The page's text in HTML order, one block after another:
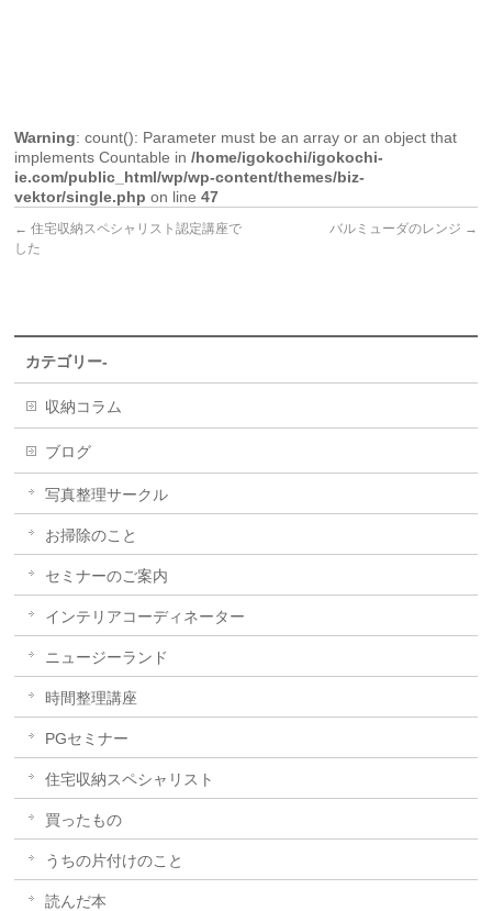
Warning: count(): Parameter must be an array or an object that
implements Countable in/home/igokochi/igokochi-
ie.com/public_html/wp/wp-content/themes/biz-
vektor/single.php on line47
← 住宅収納スペシャリスト認定講座で
した
バルミューダのレンジ →
カテゴリー-
収納コラム
ブログ
写真整理サークル
お掃除のこと
セミナーのご案内
インテリアコーディネーター
ニュージーランド
時間整理講座
PGセミナー
住宅収納スペシャリスト
買ったもの
うちの片付けのこと
読んだ本